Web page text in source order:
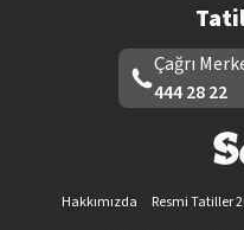
Çağrı
444 28 22
Hakkımızda Resmi Tatiller